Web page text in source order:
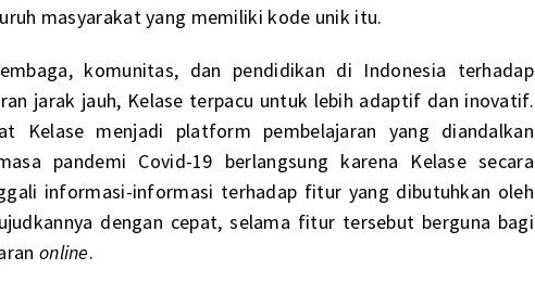
masyarakat yang memiliki kode unik itu.
komunitas, dan pendidikan di Indonesia terhadap
jarak jauh, Kelase terpacu untuk lebih adaptif dan inovatif.
Kelase menjadi platform pembelajaran yang diandalkan
pandemi Covid-19 berlangsung karena Kelase secara
informasi-informasi terhadap fitur yang dibutuhkan oleh
dengan cepat, selama fitur tersebut berguna bagi
online.